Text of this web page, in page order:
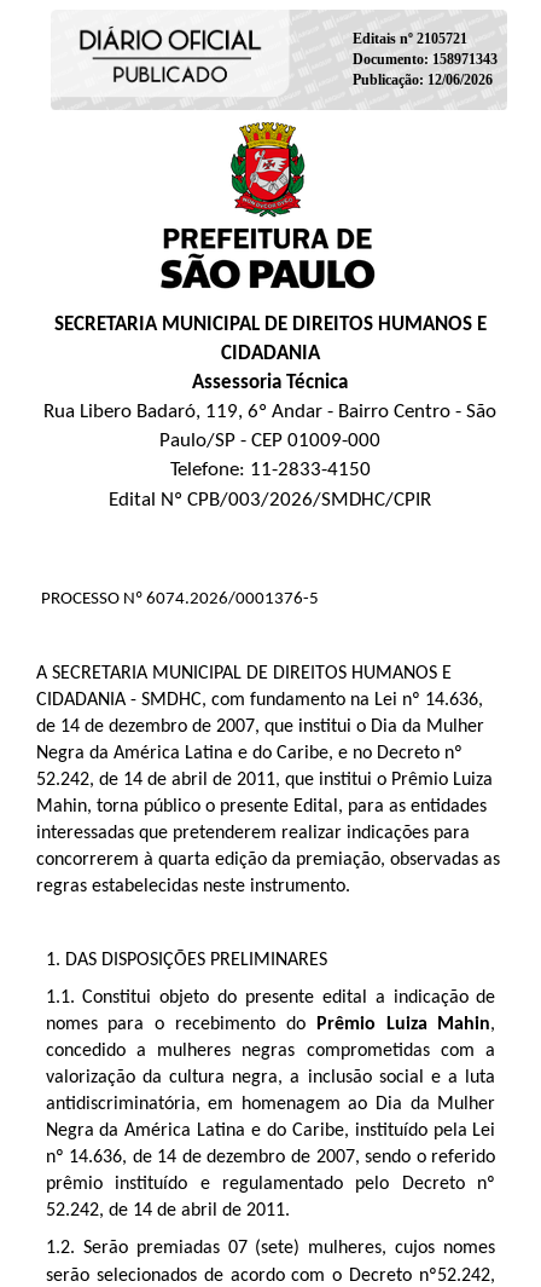
Editais nº 2105721
Documento: 158971343
Publicação: 12/06/2026
SECRETARIA MUNICIPAL DE DIREITOS HUMANOS E
CIDADANIA
Assessoria Técnica
Rua Libero Badaró, 119, 6º Andar - Bairro Centro - São
Paulo/SP - CEP 01009-000
Telefone: 11-2833-4150
Edital Nº CPB/003/2026/SMDHC/CPIR
PROCESSO Nº 6074.2026/0001376-5
A SECRETARIA MUNICIPAL DE DIREITOS HUMANOS E
CIDADANIA - SMDHC, com fundamento na Lei nº 14.636,
de 14 de dezembro de 2007, que institui o Dia da Mulher
Negra da América Latina e do Caribe, e no Decreto nº
52.242, de 14 de abril de 2011, que institui o Prêmio Luiza
Mahin, torna público o presente Edital, para as entidades
interessadas que pretenderem realizar indicações para
concorrerem à quarta edição da premiação, observadas as
regras estabelecidas neste instrumento.
1. DAS DISPOSIÇÕES PRELIMINARES
1.1. Constitui objeto do presente edital a indicação de
nomes para o recebimento do
Prêmio Luiza Mahin,
concedido a mulheres negras comprometidas com a
valorização da cultura negra, a inclusão social e a luta
antidiscriminatória, em homenagem ao Dia da Mulher
Negra da América Latina e do Caribe, instituído pela Lei
nº 14.636, de 14 de dezembro de 2007, sendo o referido
prêmio instituído e regulamentado pelo Decreto nº
52.242, de 14 de abril de 2011.
1.2. Serão premiadas 07 (sete) mulheres, cujos nomes
serão selecionados de acordo com o Decreto nº52.242,